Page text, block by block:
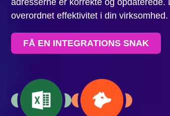
overordnet effektivitet i din virksomhed.
FÅ EN INTEGRATIONS SNAK